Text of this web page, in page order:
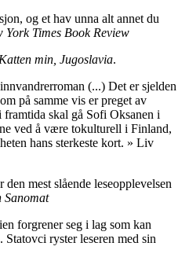
og et hav unna alt annet du
York Times Book Review
Katten min, Jugoslavia.
(...) Det er sjelden
på samme vis er preget av
skal gå Sofi Oksanen i
ved å være tokulturell i Finland,
hans sterkeste kort. » Liv
mest slående leseopplevelsen
Sanomat
forgrener seg i lag som kan
Statovci ryster leseren med sin